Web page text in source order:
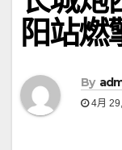
阳站燃
By
4月